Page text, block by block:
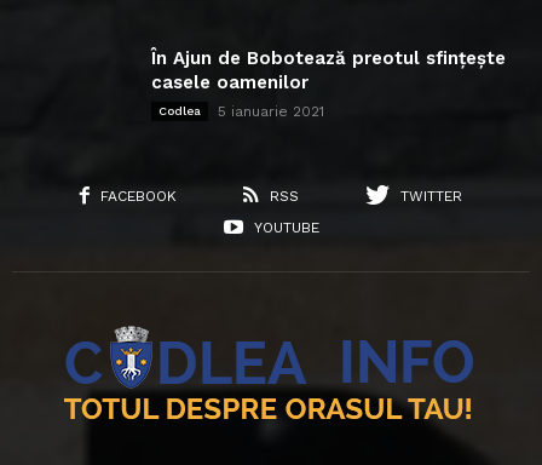
În Ajun de Bobotează preotul sfințește
casele oamenilor
Codlea 5 ianuarie 2021
FACEBOOK RSS
TWITTER
YOUTUBE